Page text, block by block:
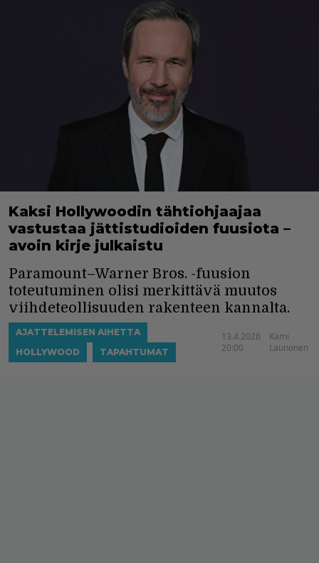
Kaksi Hollywoodin tähtiohjaajaa
vastustaa jättistudioiden fuusiota –
avoin kirje julkaistu
Paramount–Warner Bros. -fuusion
toteutuminen olisi merkittävä muutos
viihdeteollisuuden rakenteen kannalta.
AJATTELEMISEN AIHETTA
HOLLYWOOD
TAPAHTUMAT
13.4.2026
20:00
Kami
Launonen